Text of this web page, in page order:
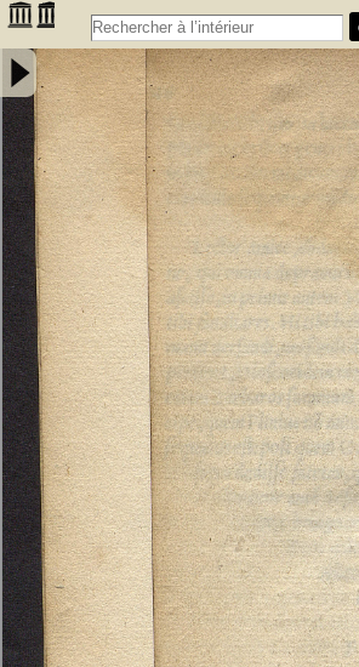
Annotatiunculae Sebastiani Montui artium,
errata recentiorum medicorum per
collecta. Apologetica epistola pro defensione
Bernardo Unger Germano composita -
(15..-15..). Auteur